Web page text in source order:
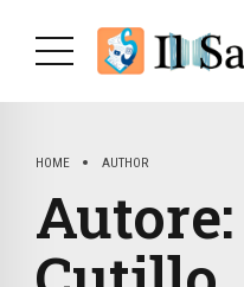
HOME AUTHOR
Autore: